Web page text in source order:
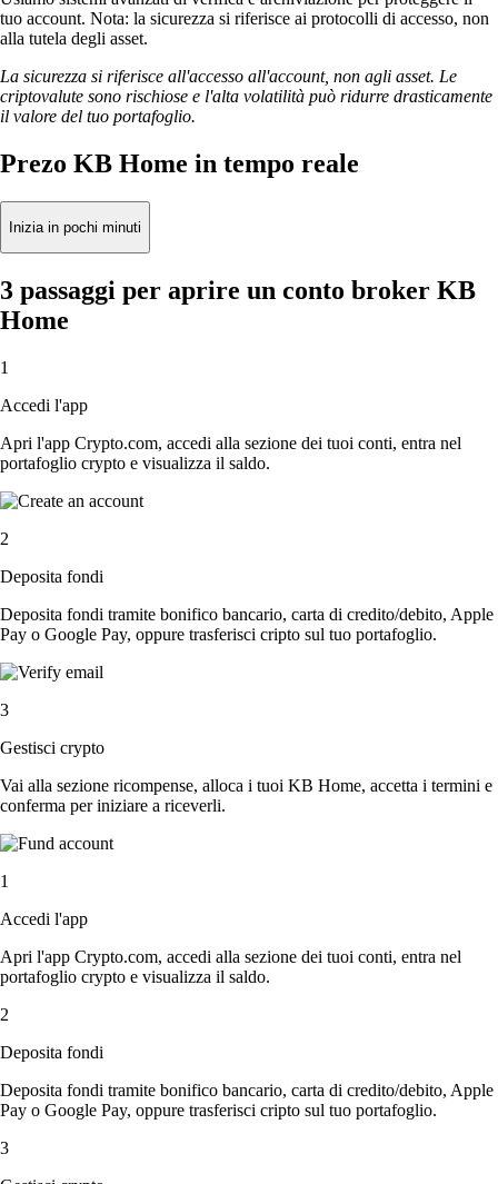
tuo account. Nota: la sicurezza si riferisce ai protocolli di accesso, non
alla tutela degli asset.
La sicurezza si riferisce all'accesso all'account, non agli asset. Le
criptovalute sono rischiose e l'alta volatilità può ridurre drasticamente
il valore del tuo portafoglio.
Prezo KB Home in tempo reale
Inizia in pochi minuti
3 passaggi per aprire un conto broker KB
Home
1
Accedi l'app
Apri l'app Crypto.com, accedi alla sezione dei tuoi conti, entra nel
portafoglio crypto e visualizza il saldo.
2
Deposita fondi
Deposita fondi tramite bonifico bancario, carta di credito/debito, Apple
Pay o Google Pay, oppure trasferisci cripto sul tuo portafoglio.
3
Gestisci crypto
Vai alla sezione ricompense, alloca i tuoi KB Home, accetta i termini e
conferma per iniziare a riceverli.
1
Accedi l'app
Apri l'app Crypto.com, accedi alla sezione dei tuoi conti, entra nel
portafoglio crypto e visualizza il saldo.
2
Deposita fondi
Deposita fondi tramite bonifico bancario, carta di credito/debito, Apple
Pay o Google Pay, oppure trasferisci cripto sul tuo portafoglio.
3